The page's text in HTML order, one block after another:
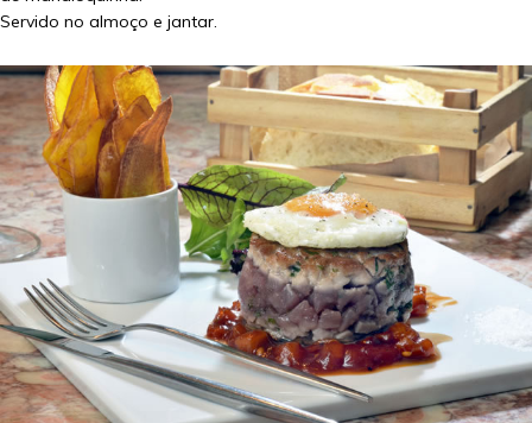
Servido no almoço e jantar.